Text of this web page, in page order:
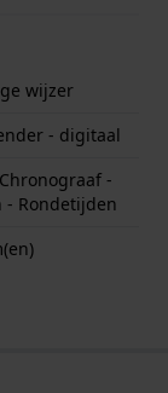
wijzer
- digitaal
-
- Rondetijden